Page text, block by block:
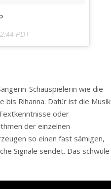
PDT
Schauspielerin wie die
bis Rihanna. Dafür ist die Musik
oder
der einzelnen
so einen fast sämigen,
Signale sendet. Das schwule